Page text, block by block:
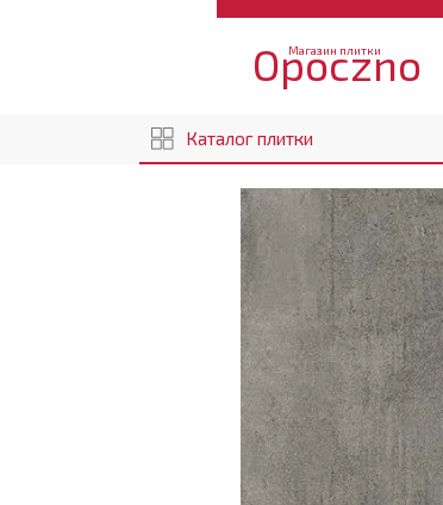
Магазин плитки
Opoczno
Каталог плитки